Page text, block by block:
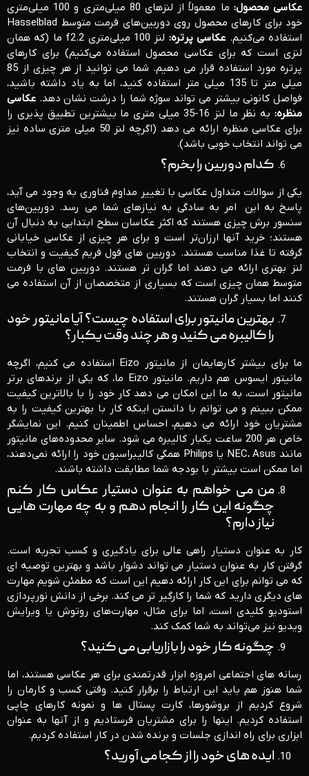
عکاسی محصول:
ما معمولاً از لنزهای 80 میلی‌متری و 100 میلی‌متری
خود برای کارهای محصول روی دوربین‌های فرمت متوسط ​​Hasselblad
استفاده می‌کنیم. عکاسی پرتره:
لنز 100 میلی‌متری f2.2 ما (که همان
لنزی است که برای عکاسی محصول استفاده می‌کنیم) برای کارهای
پرتره مورد استفاده قرار می دهیم. شما می توانید از هر چیزی از 85
میلی متر تا 135 میلی متر استفاده کنید، اما به یاد داشته باشید،
فواصل کانونی بیشتر می تواند سوژه شما را درشت نشان دهد. عکاسی
منظره:
به نظر ما لنز 16-35 میلی متری ما بیشترین تطبیق پذیری را
برای عکاسی منظره ارائه می دهد (اگرچه لنز 50 میلی متری ساده نیز
می تواند انتخاب خوبی باشد).
کدام دوربین را بخرم؟
یکی از سوالات متداول عکاسی با تغییر مداوم فناوری به وجود می آید،
پاسخ به این امر به سادگی به نیازهای شما می رسد. دوربین‌های
سنسور برش چیزی هستند که اکثر عکاسان سطح ابتدایی به دنبال آن
هستند؛ خرید آنها ارزان‌تر است و برای هر چیزی از عکاسی خیابانی
گرفته تا غذا مناسب هستند. دوربین های فول فریم کیفیت و انتخاب
لنز بهتری ارائه می دهند اما گران تر هستند. دوربین های با فرمت
متوسط ​​همان چیزی است که بسیاری از متخصصان از آن استفاده می
کنند اما بسیار گران هستند.
بهترین مانیتور برای استفاده چیست؟ آیا مانیتور خود
را کالیبره می کنید و هر چند وقت یکبار؟
ما برای بیشتر کارهایمان از مانیتور Eizo استفاده می کنیم، اگرچه
مانیتور ایسوس هم داریم. مانیتور Eizo ما، که یکی از برندهای برتر
مانیتور است، به ما این امکان می دهد کار خود را با بالاترین کیفیت
ممکن ببینم و می توانم با دانستن اینکه کار با بهترین کیفیت را به
مشتریان خود ارائه می دهیم، احساس اطمینان کنیم. این نمایشگر
خاص هر 200 ساعت یکبار کالیبره می شود. سایر محدوده‌های مانیتور
مانند NEC، Asus یا Philips همگی کالیبراسیون خود را ارائه نمی‌دهند،
اما ممکن است بیشتر با بودجه شما مطابقت داشته باشند.
من می خواهم به عنوان دستیار عکاس کار کنم
چگونه این کار را انجام دهم و به چه مهارت هایی
نیاز دارم؟
کار به عنوان دستیار راهی عالی برای یادگیری و کسب تجربه است.
گرفتن کار به عنوان دستیار می تواند دشوار باشد و بهترین توصیه ای
که می توانم برای این کار ارائه دهیم این است که مطمئن شویم مهارت
های دیگری دارید که شما را کارگیر تر می کند. برخی از دانش نورپردازی
استودیو کلیدی است، اما برای مثال، مهارت‌های روتوش یا ویرایش
ویدیو نیز می‌تواند به شما کمک کند.
چگونه کار خود را بازاریابی می کنید؟
رسانه های اجتماعی امروزه ابزار قدرتمندی برای هر عکاسی هستند، اما
شما هنوز هم باید این ارتباط را برقرار کنید. وقتی کسب و کارمان را
شروع کردیم از بروشورها، کارت پستال ها و نمونه کارهای چاپی
استفاده کردیم. اینها را برای مشتریان فرستادیم و از آنها به عنوان
ابزاری برای راه اندازی جلسات و برنده شدن در کار استفاده کردیم.
ایده های خود را از کجا می آورید؟